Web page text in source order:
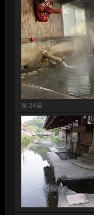
泉 24湯